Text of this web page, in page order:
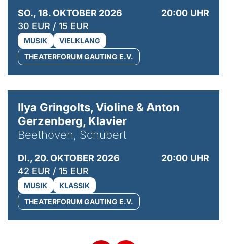
SO., 18. OKTOBER 2026
20:00 UHR
30 EUR / 15 EUR
MUSIK
VIELKLANG
THEATERFORUM GAUTING E.V.
Ilya Gringolts, Violine & Anton
Gerzenberg, Klavier
Beethoven, Schubert
DI., 20. OKTOBER 2026
20:00 UHR
42 EUR / 15 EUR
MUSIK
KLASSIK
THEATERFORUM GAUTING E.V.